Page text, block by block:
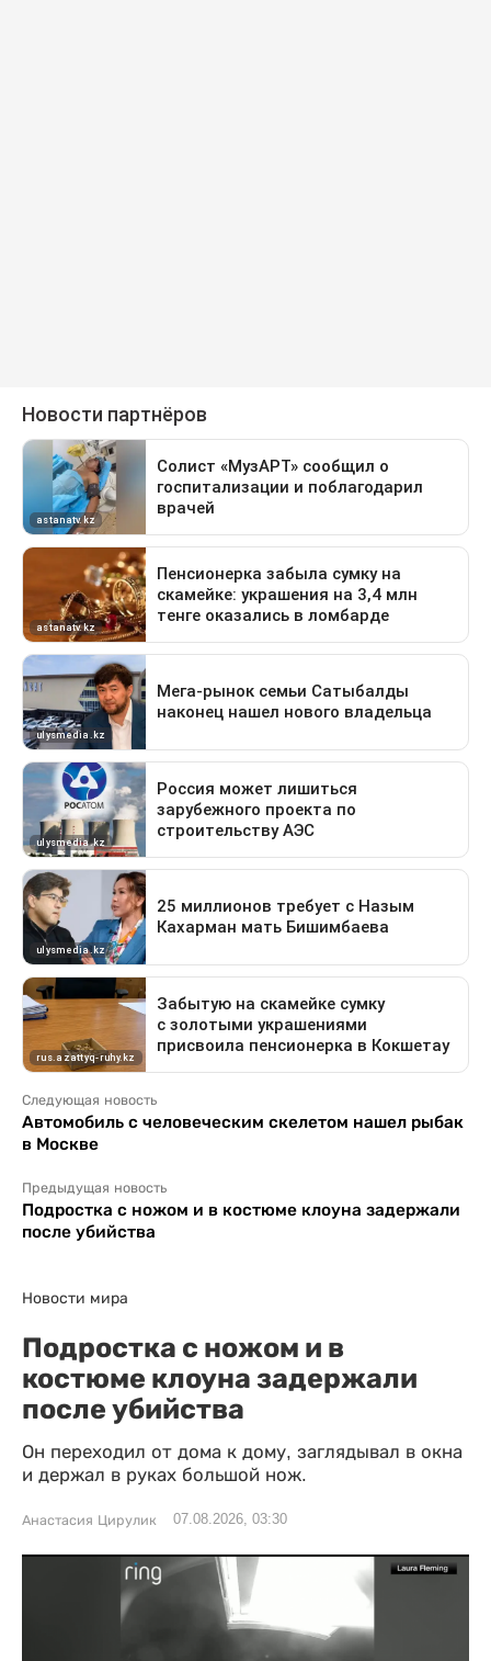
Следующая новость
Автомобиль с человеческим скелетом нашел рыбак
в Москве
Предыдущая новость
Подростка с ножом и в костюме клоуна задержали
после убийства
Новости мира
Подростка с ножом и в
костюме клоуна задержали
после убийства
Он переходил от дома к дому, заглядывал в окна
и держал в руках большой нож.
Анастасия Цирулик 07.08.2026, 03:30